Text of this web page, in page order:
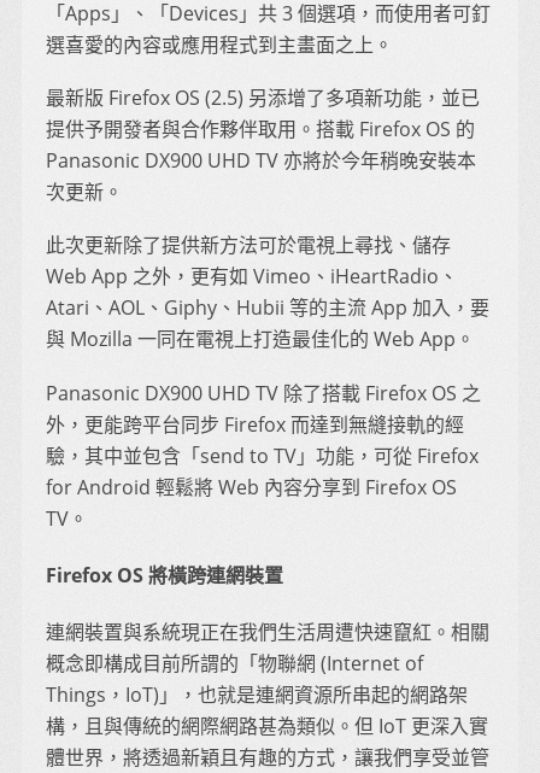
「Apps」、「Devices」共 3 個選項，而使用者可釘
選喜愛的內容或應用程式到主畫面之上。
最新版 Firefox OS (2.5) 另添增了多項新功能，並已
提供予開發者與合作夥伴取用。搭載 Firefox OS 的
Panasonic DX900 UHD TV 亦將於今年稍晚安裝本
次更新。
此次更新除了提供新方法可於電視上尋找、儲存
Web App 之外，更有如 Vimeo、iHeartRadio、
Atari、AOL、Giphy、Hubii 等的主流 App 加入，要
與 Mozilla 一同在電視上打造最佳化的 Web App。
Panasonic DX900 UHD TV 除了搭載 Firefox OS 之
外，更能跨平台同步 Firefox 而達到無縫接軌的經
驗，其中並包含「send to TV」功能，可從 Firefox
for Android 輕鬆將 Web 內容分享到 Firefox OS
TV。
Firefox OS 將橫跨連網裝置
連網裝置與系統現正在我們生活周遭快速竄紅。相關
概念即構成目前所謂的「物聯網 (Internet of
Things，IoT)」，也就是連網資源所串起的網路架
構，且與傳統的網際網路甚為類似。但 IoT 更深入實
體世界，將透過新穎且有趣的方式，讓我們享受並管